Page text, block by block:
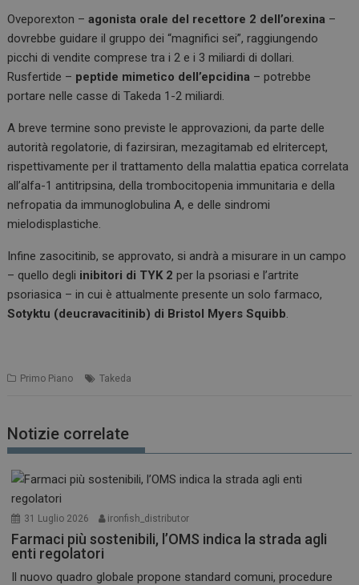
Oveporexton –agonista orale del recettore 2 dell’orexina –
dovrebbe guidare il gruppo dei “magnifici sei”, raggiungendo
picchi di vendite comprese tra i 2 e i 3 miliardi di dollari.
Rusfertide – peptide mimetico dell’epcidina – potrebbe
portare nelle casse di Takeda 1-2 miliardi.
A breve termine sono previste le approvazioni, da parte delle
autorità regolatorie, di fazirsiran, mezagitamab ed elritercept,
rispettivamente per il trattamento della malattia epatica correlata
all’alfa-1 antitripsina, della trombocitopenia immunitaria e della
nefropatia da immunoglobulina A, e delle sindromi
mielodisplastiche.
Infine zasocitinib, se approvato, si andrà a misurare in un campo
– quello degli inibitori di TYK 2 per la psoriasi e l’artrite
psoriasica – in cui è attualmente presente un solo farmaco,
Sotyktu (deucravacitinib) di Bristol Myers Squibb.
Primo Piano Takeda
Notizie correlate
31 Luglio 2026 ironfish_distributor
Farmaci più sostenibili, l’OMS indica la strada agli
enti regolatori
Il nuovo quadro globale propone standard comuni, procedure